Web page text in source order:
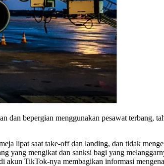
dan bepergian menggunakan pesawat terbang,
lipat saat take-off dan landing, dan tidak
yang mengikat dan sanksi bagi yang
TikTok-nya membagikan informasi